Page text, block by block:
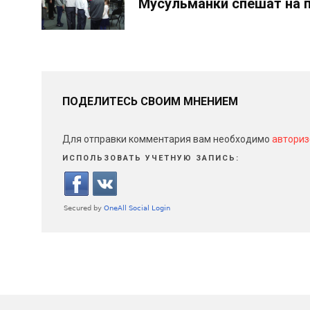
ПОДЕЛИТЕСЬ СВОИМ МНЕНИЕМ
Для отправки комментария вам необходимо
ИСПОЛЬЗОВАТЬ УЧЕТНУЮ ЗАПИСЬ: